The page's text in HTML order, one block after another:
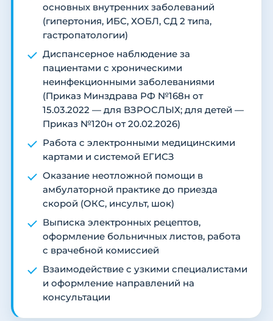
основных внутренних заболеваний
(гипертония, ИБС, ХОБЛ, СД 2 типа,
гастропатологии)
Диспансерное наблюдение за
пациентами с хроническими
неинфекционными заболеваниями
(Приказ Минздрава РФ №168н от
15.03.2022 — для ВЗРОСЛЫХ; для детей —
Приказ №120н от 20.02.2026)
Работа с электронными медицинскими
картами и системой ЕГИСЗ
Оказание неотложной помощи в
амбулаторной практике до приезда
скорой (ОКС, инсульт, шок)
Выписка электронных рецептов,
оформление больничных листов, работа
с врачебной комиссией
Взаимодействие с узкими специалистами
и оформление направлений на
консультации